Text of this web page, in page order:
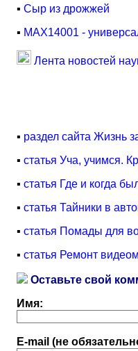
▪ Сыр из дрожжей
▪ MAX14001 -
Лента новостей
▪ раздел сайта Жизнь
▪ статья Уча, учимся.
▪ статья Где и когда
▪ статья Тайники в
▪ статья Помады для
▪ статья Ремонт
Оставьте свой
Имя:
E-mail (не